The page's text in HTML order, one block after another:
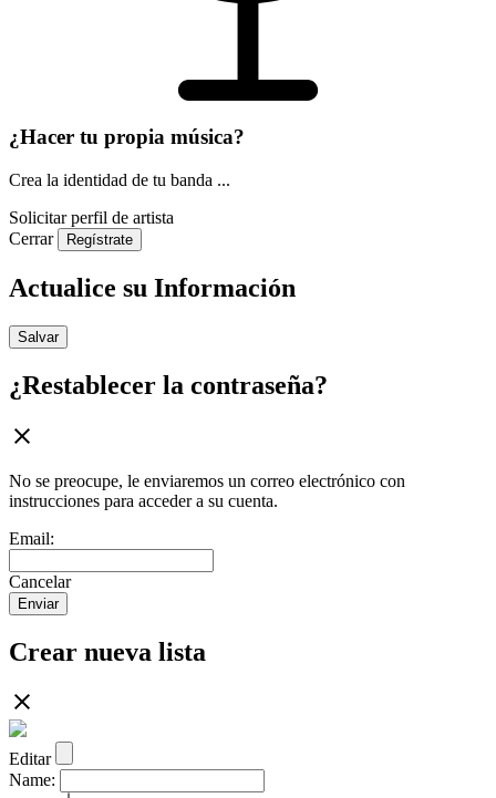
¿Hacer tu propia música?
Crea la identidad de tu banda ...
Solicitar perfil de artista
Cerrar
Regístrate
Actualice su Información
Salvar
¿Restablecer la contraseña?
No se preocupe, le enviaremos un correo electrónico con
instrucciones para acceder a su cuenta.
Email:
Cancelar
Enviar
Crear nueva lista
Editar
Name: